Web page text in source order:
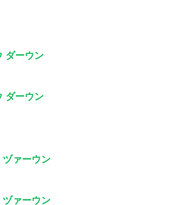
ダーウン
ダーウン
ァーウン
ァーウン